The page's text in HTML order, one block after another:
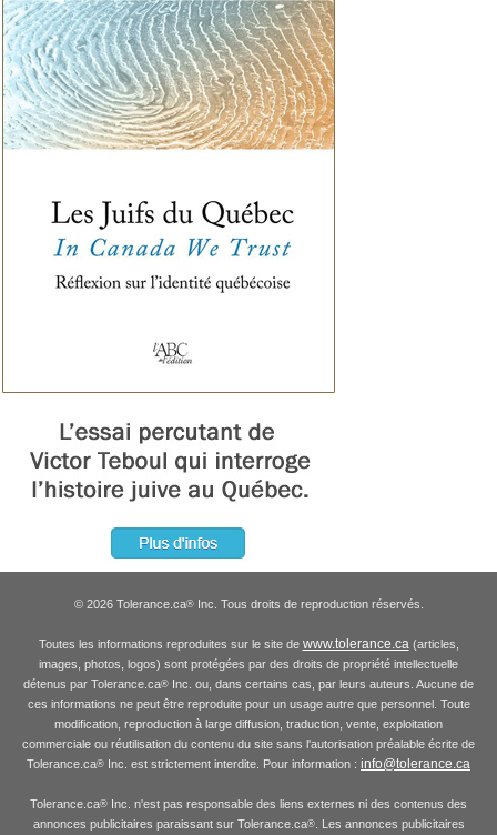
© 2026 Tolerance.ca®Inc. Tous droits de reproduction réservés.
Toutes les informations reproduites sur le site de www.tolerance.ca (articles,
images, photos, logos) sont protégées par des droits de propriété intellectuelle
détenus par Tolerance.ca® Inc. ou, dans certains cas, par leurs auteurs. Aucune de
ces informations ne peut être reproduite pour un usage autre que personnel. Toute
modification, reproduction à large diffusion, traduction, vente, exploitation
commerciale ou réutilisation du contenu du site sans l'autorisation préalable écrite de
Tolerance.ca® Inc. est strictement interdite. Pour information : info@tolerance.ca
Tolerance.ca® Inc. n'est pas responsable des liens externes ni des contenus des
annonces publicitaires paraissant sur Tolerance.ca®. Les annonces publicitaires